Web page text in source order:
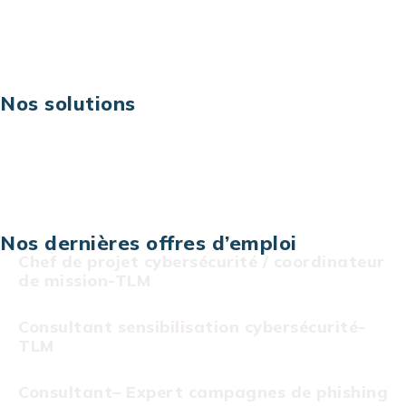
Nos solutions
Nos dernières offres d’emploi
Chef de projet cybersécurité / coordinateur